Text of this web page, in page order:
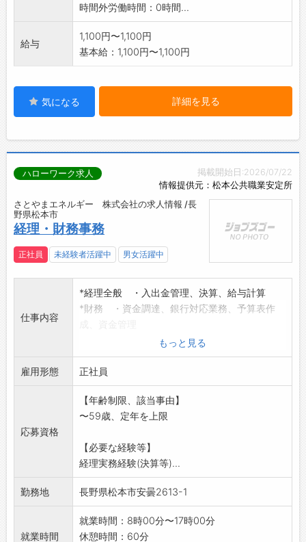
時間外労働時間：0時間...
給与
1,100円〜1,100円
基本給：1,100円〜1,100円
気になる 詳細を見る
掲載開始日:2026/07/22
情報提供元：松本公共職業安定所
ハローワーク求人
さとやまエネルギー 株式会社の求人情報 /長
野県松本市
経理・財務事務
正社員 未経験者活躍中 男女活躍中
仕事内容
*経理全般 ・入出金管理、決算、給与計算
*財務 ・資金調達、銀行対応業務、予算表作
*その他 ・事業に係る行政対応、小水力発電所
運営管理補助業務
、新電力補助業務
*変更の範囲:会社の定める業務
もっと見る
雇用形態 正社員
応募資格
【年齢制限、該当事由】
〜59歳、定年を上限
【必要な経験等】
経理実務経験(決算等)...
勤務地 長野県松本市安曇2613-1
就業時間
就業時間：8時00分〜17時00分
休憩時間：60分